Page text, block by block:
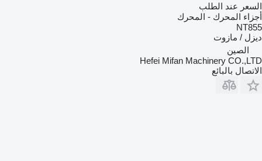
السعر عند الطلب
أجزاء المحرك - المحرك
NT855
ديزل / مازوت
الصين
Hefei Mifan Machinery CO.,LTD
الاتصال بالبائع